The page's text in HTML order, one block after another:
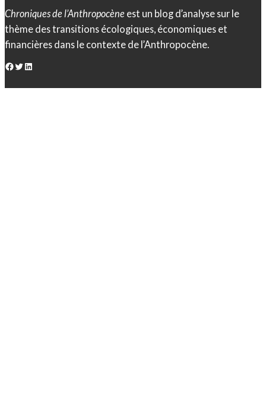
Chroniques de l’Anthropocène est un blog d’analyse sur le
thème des transitions écologiques, économiques et
financières dans le contexte de l’Anthropocène.
Facebook Twitter LinkedIn